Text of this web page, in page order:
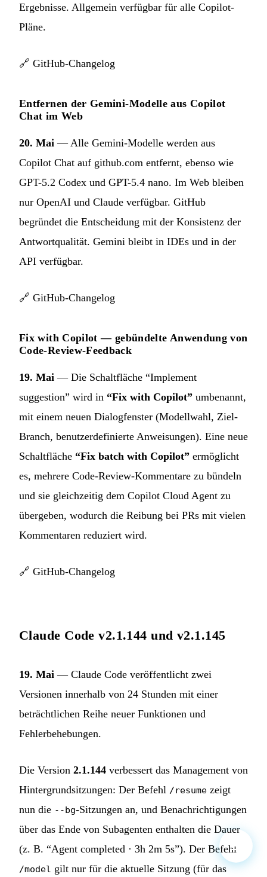
Ergebnisse. Allgemein verfügbar für alle Copilot-
Pläne.
🔗 GitHub-Changelog
Entfernen der Gemini-Modelle aus Copilot
Chat im Web
20. Mai — Alle Gemini-Modelle werden aus
Copilot Chat auf github.com entfernt, ebenso wie
GPT-5.2 Codex und GPT-5.4 nano. Im Web bleiben
nur OpenAI und Claude verfügbar. GitHub
begründet die Entscheidung mit der Konsistenz der
Antwortqualität. Gemini bleibt in IDEs und in der
API verfügbar.
🔗 GitHub-Changelog
Fix with Copilot — gebündelte Anwendung von
Code-Review-Feedback
19. Mai — Die Schaltfläche “Implement
suggestion” wird in “Fix with Copilot” umbenannt,
mit einem neuen Dialogfenster (Modellwahl, Ziel-
Branch, benutzerdefinierte Anweisungen). Eine neue
Schaltfläche “Fix batch with Copilot” ermöglicht
es, mehrere Code-Review-Kommentare zu bündeln
und sie gleichzeitig dem Copilot Cloud Agent zu
übergeben, wodurch die Reibung bei PRs mit vielen
Kommentaren reduziert wird.
🔗 GitHub-Changelog
Claude Code v2.1.144 und v2.1.145
19. Mai — Claude Code veröffentlicht zwei
Versionen innerhalb von 24 Stunden mit einer
beträchtlichen Reihe neuer Funktionen und
Fehlerbehebungen.
Die Version 2.1.144 verbessert das Management von
Hintergrundsitzungen: Der Befehl /resume zeigt
nun die --bg-Sitzungen an, und Benachrichtigungen
über das Ende von Subagenten enthalten die Dauer
(z. B. “Agent completed · 3h 2m 5s”). Der Befehl
/model gilt nur für die aktuelle Sitzung (für das